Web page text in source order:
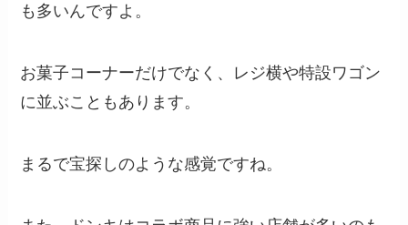
も多いんですよ。
お菓子コーナーだけでなく、レジ横や特設ワゴン
に並ぶこともあります。
まるで宝探しのような感覚ですね。